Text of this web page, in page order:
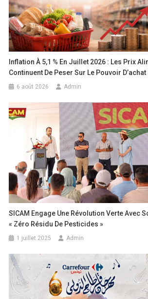
Inflation À 5,1 % En Juillet 2026 : Les Prix
Continuent De Peser Sur Le Pouvoir D’achat
6 août 2026 Admin
SICAM Engage Une Révolution Verte Avec
« Zéro Résidu De Pesticides »
1 juillet 2025 Admin